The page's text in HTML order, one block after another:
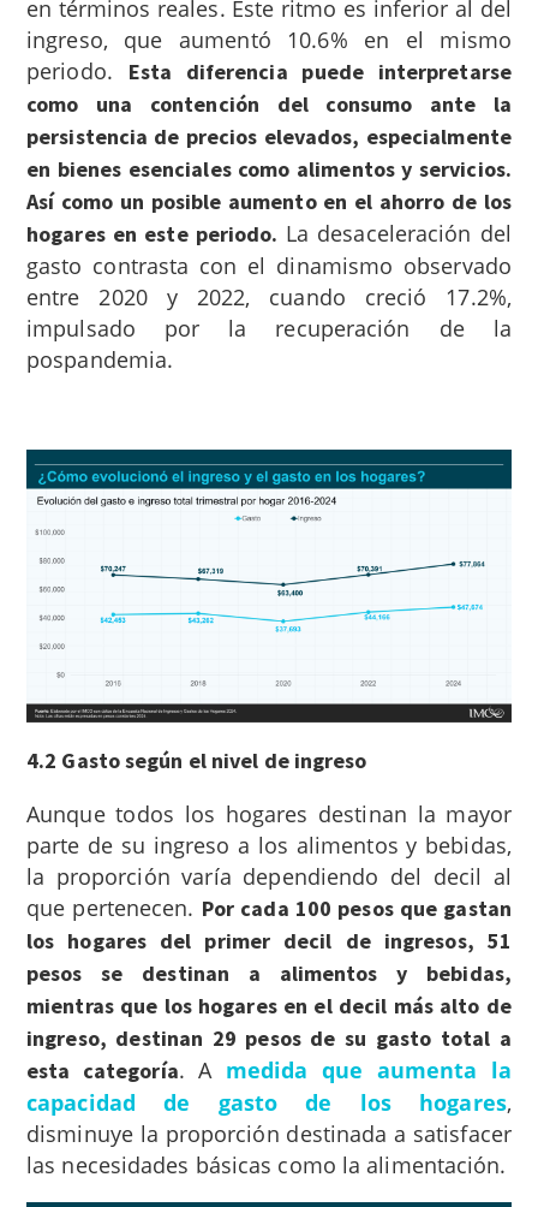
en términos reales. Este ritmo es inferior al del
ingreso, que aumentó 10.6% en el mismo
periodo. Esta diferencia puede interpretarse
como una contención del consumo ante la
persistencia de precios elevados, especialmente
en bienes esenciales como alimentos y servicios.
Así como un posible aumento en el ahorro de los
hogares en este periodo. La desaceleración del
gasto contrasta con el dinamismo observado
entre 2020 y 2022, cuando creció 17.2%,
impulsado por la recuperación de la
pospandemia.
4.2 Gasto según el nivel de ingreso
Aunque todos los hogares destinan la mayor
parte de su ingreso a los alimentos y bebidas,
la proporción varía dependiendo del decil al
que pertenecen. Por cada 100 pesos que gastan
los hogares del primer decil de ingresos, 51
pesos se destinan a alimentos y bebidas,
mientras que los hogares en el decil más alto de
ingreso, destinan 29 pesos de su gasto total a
esta categoría. A medida que aumenta la
capacidad de gasto de los hogares,
disminuye la proporción destinada a satisfacer
las necesidades básicas como la alimentación.